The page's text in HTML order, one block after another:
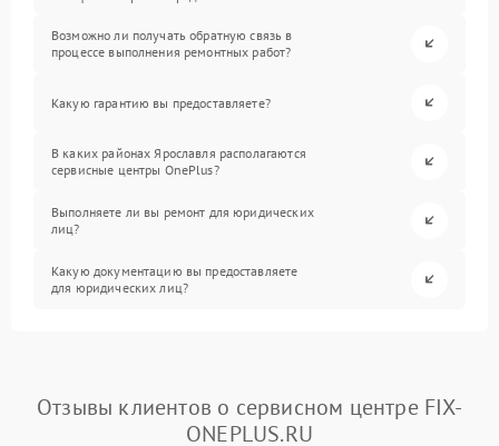
Возможно ли получать обратную связь в
процессе выполнения ремонтных работ?
Какую гарантию вы предоставляете?
В каких районах Ярославля располагаются
сервисные центры OnePlus?
Выполняете ли вы ремонт для юридических
лиц?
Какую документацию вы предоставляете
для юридических лиц?
Отзывы клиентов о сервисном центре FIX-
ONEPLUS.RU